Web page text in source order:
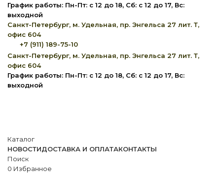
График работы: Пн-Пт: с 12 до 18, Сб: с 12 до 17, Вс:
выходной
Санкт-Петербург, м. Удельная, пр. Энгельса 27 лит. Т,
офис 604
+7 (911) 189-75-10
Санкт-Петербург, м. Удельная, пр. Энгельса 27 лит. Т,
офис 604
График работы: Пн-Пт: с 12 до 18, Сб: с 12 до 17, Вс:
выходной
Каталог
НОВОСТИДОСТАВКА И ОПЛАТАКОНТАКТЫ
Поиск
0 Избранное